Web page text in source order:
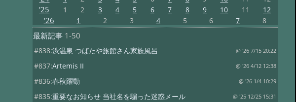
'25 1 2 3 4 5 6 7 8 9 10 11 12
'26 1 2 3 4 5 6 7 8
最新記事1-50
#838:渋温泉 つばたや旅館さん家族風呂 @ '26 7/15 20:22
#837:Artemis II @ '26 4/12 12:38
#836:春秋躍動 @ '26 1/4 10:29
#835:重要なお知らせ 当社名を騙った迷惑メール @ '25 12/25 15:31